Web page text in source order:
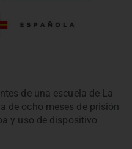
de una escuela de La
de ocho meses de prisión
y uso de dispositivo